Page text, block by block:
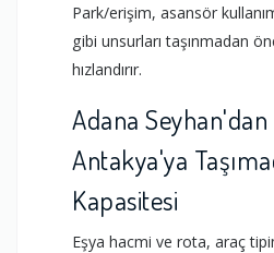
Park/erişim, asansör
gibi unsurları taşınmadan
hızlandırır.
Adana
Antakya'ya
Kapasitesi
Eşya hacmi ve rota, araç